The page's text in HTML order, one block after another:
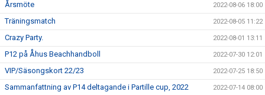
Årsmöte 2022-08-06 18:00
Träningsmatch 2022-08-05 11:22
Crazy Party. 2022-08-01 13:11
P12 på Åhus Beachhandboll 2022-07-30 12:01
VIP/Säsongskort 22/23 2022-07-25 18:50
Sammanfattning av P14 deltagande i Partille cup, 2022 2022-07-14 08:00